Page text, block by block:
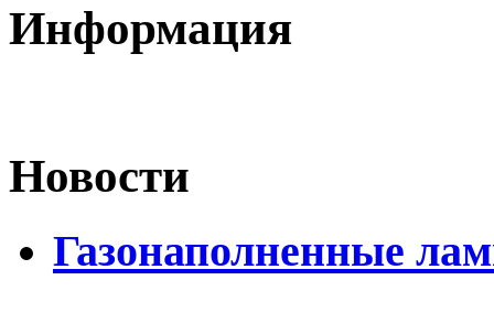
Информация
Новости
Газонаполненные